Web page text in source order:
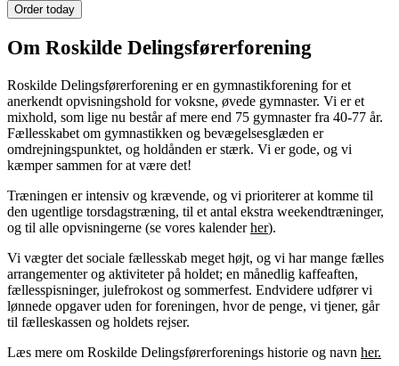
Order today
Om Roskilde Delingsførerforening
Roskilde Delingsførerforening er en gymnastikforening for et
anerkendt opvisningshold for voksne, øvede gymnaster. Vi er et
mixhold, som lige nu består af mere end 75 gymnaster fra 40-77 år.
Fællesskabet om gymnastikken og bevægelsesglæden er
omdrejningspunktet, og holdånden er stærk. Vi er gode, og vi
kæmper sammen for at være det!
Træningen er intensiv og krævende, og vi prioriterer at komme til
den ugentlige torsdagstræning, til et antal ekstra weekendtræninger,
og til alle opvisningerne (se vores kalenderher).
Vi vægter det sociale fællesskab meget højt, og vi har mange fælles
arrangementer og aktiviteter på holdet; en månedlig kaffeaften,
fællesspisninger, julefrokost og sommerfest. Endvidere udfører vi
lønnede opgaver uden for foreningen, hvor de penge, vi tjener, går
til fælleskassen og holdets rejser.
Læs mere om Roskilde Delingsførerforenings historie og navn her.